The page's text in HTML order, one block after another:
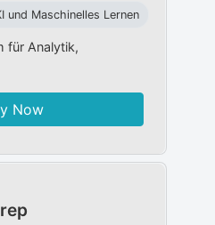
und Maschinelles Lernen
für Analytik,
Now